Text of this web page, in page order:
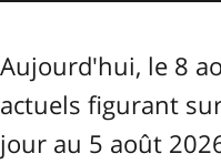
Aujourd'hui, le 8
actuels figurant
jour au 5 août